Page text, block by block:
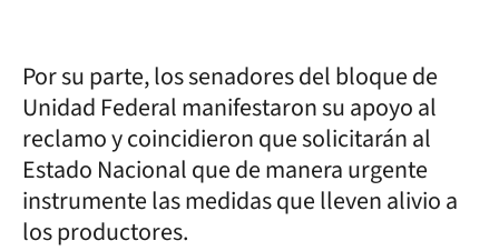
Por su parte, los senadores del bloque de
Unidad Federal manifestaron su apoyo al
reclamo y coincidieron que solicitarán al
Estado Nacional que de manera urgente
instrumente las medidas que lleven alivio a
los productores.